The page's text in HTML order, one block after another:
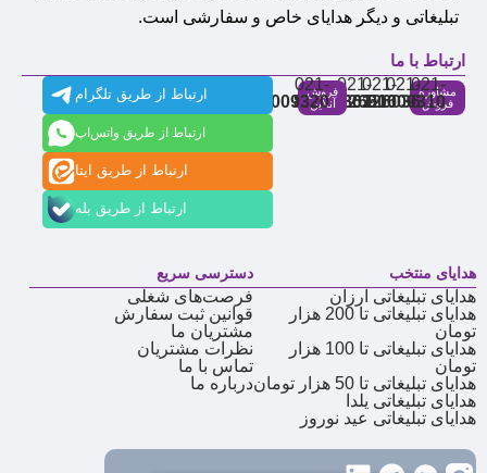
تبلیغاتی و دیگر هدایای خاص و سفارشی است.
ارتباط با ما
مشاوره
فروش
021-
91009310
021-
86126036
021-
86126506
021-
88537803
فروش
آنلاین
021-
91009320
ارتباط از طریق تلگرام
ارتباط از طریق واتس‌اپ
ارتباط از طریق ایتا
ارتباط از طریق بله
هدایای منتخب
هدایای تبلیغاتی ارزان
هدایای تبلیغاتی تا 200 هزار
تومان
هدایای تبلیغاتی تا 100 هزار
تومان
هدایای تبلیغاتی تا 50 هزار تومان
هدایای تبلیغاتی یلدا
هدایای تبلیغاتی عید نوروز
دسترسی سریع
فرصت‌های شغلی
قوانین ثبت سفارش
مشتریان ما
نظرات مشتریان
تماس با ما
درباره ما